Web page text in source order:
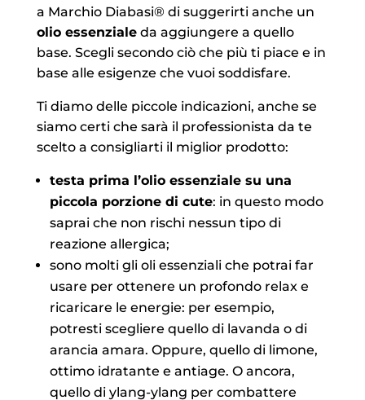
a Marchio Diabasi® di suggerirti anche un
olio essenzialeda aggiungere a quello
base. Scegli secondo ciò che più ti piace e in
base alle esigenze che vuoi soddisfare.
Ti diamo delle piccole indicazioni, anche se
siamo certi che sarà il professionista da te
scelto a consigliarti il miglior prodotto:
testa prima l’olio essenziale su una
piccola porzione di cute: in questo modo
saprai che non rischi nessun tipo di
reazione allergica;
sono molti gli oli essenziali che potrai far
usare per ottenere un profondo relax e
ricaricare le energie: per esempio,
potresti scegliere quello di lavanda o di
arancia amara. Oppure, quello di limone,
ottimo idratante e antiage. O ancora,
quello di ylang-ylang per combattere